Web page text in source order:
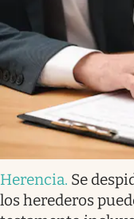
Herencia. Se
los herederos